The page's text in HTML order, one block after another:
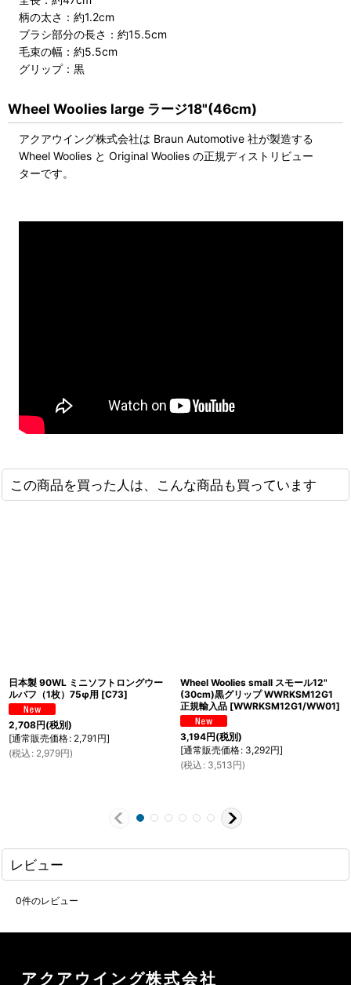
柄の太さ：約1.2cm
ブラシ部分の長さ：約15.5cm
毛束の幅：約5.5cm
グリップ：黒
Wheel Woolies large ラージ18"(46cm)
アクアウイング株式会社は Braun Automotive 社が製造する
Wheel Woolies と Original Woolies の正規ディストリビュー
ターです。
この商品を買った人は、こんな商品も買っています
日本製 90WL ミニソフトロングウー
ルバフ（1枚）75φ用 [C73]
2,708円(税別)
[通常販売価格: 2,791 円]
(税込 : 2,979円)
Wheel Woolies small スモール12"
(30cm)黒グリップ WWRKSM12G1
正規輸入品 [WWRKSM12G1/WW01]
3,194円(税別)
[通常販売価格: 3,292円]
(税込 : 3,513円)
レビュー
0件のレビュー
アクアウイング株式会社